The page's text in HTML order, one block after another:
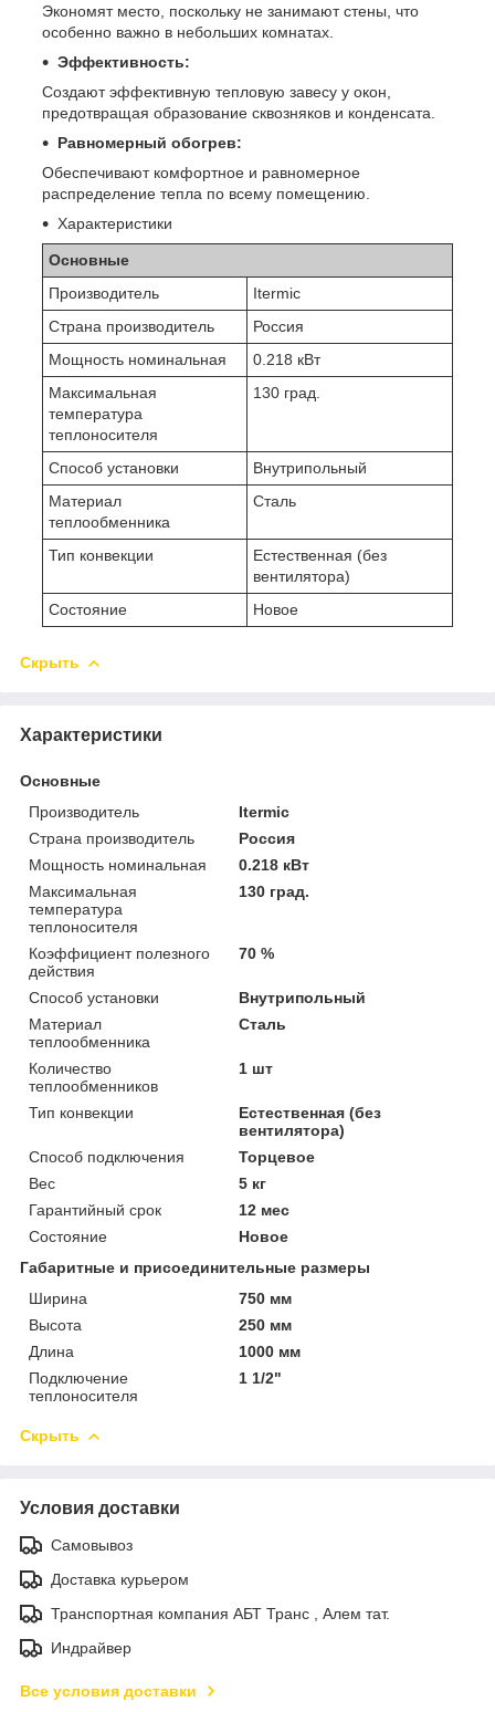
Экономят место, поскольку не занимают стены, что
особенно важно в небольших комнатах.
Эффективность:
Создают эффективную тепловую завесу у окон,
предотвращая образование сквозняков и конденсата.
Равномерный обогрев:
Обеспечивают комфортное и равномерное
распределение тепла по всему помещению.
Характеристики
Основные
Производитель
Itermic
Страна производитель
Россия
Мощность номинальная
0.218 кВт
Максимальная
температура
теплоносителя
130 град.
Способ установки
Внутрипольный
Материал
теплообменника
Сталь
Тип конвекции
Естественная (без
вентилятора)
Состояние
Новое
Скрыть
Характеристики
Основные
Производитель
Itermic
Страна производитель
Россия
Мощность номинальная
0.218 кВт
Максимальная
температура
теплоносителя
130 град.
Коэффициент полезного
действия
70 %
Способ установки
Внутрипольный
Материал
теплообменника
Сталь
Количество
теплообменников
1 шт
Тип конвекции
Естественная (без
вентилятора)
Способ подключения
Торцевое
Вес
5 кг
Гарантийный срок
12 мес
Состояние
Новое
Габаритные и присоединительные размеры
Ширина
750 мм
Высота
250 мм
Длина
1000 мм
Подключение
теплоносителя
1 1/2"
Скрыть
Условия доставки
Самовывоз
Доставка курьером
Транспортная компания АБТ Транс , Алем тат.
Индрайвер
Все условия доставки